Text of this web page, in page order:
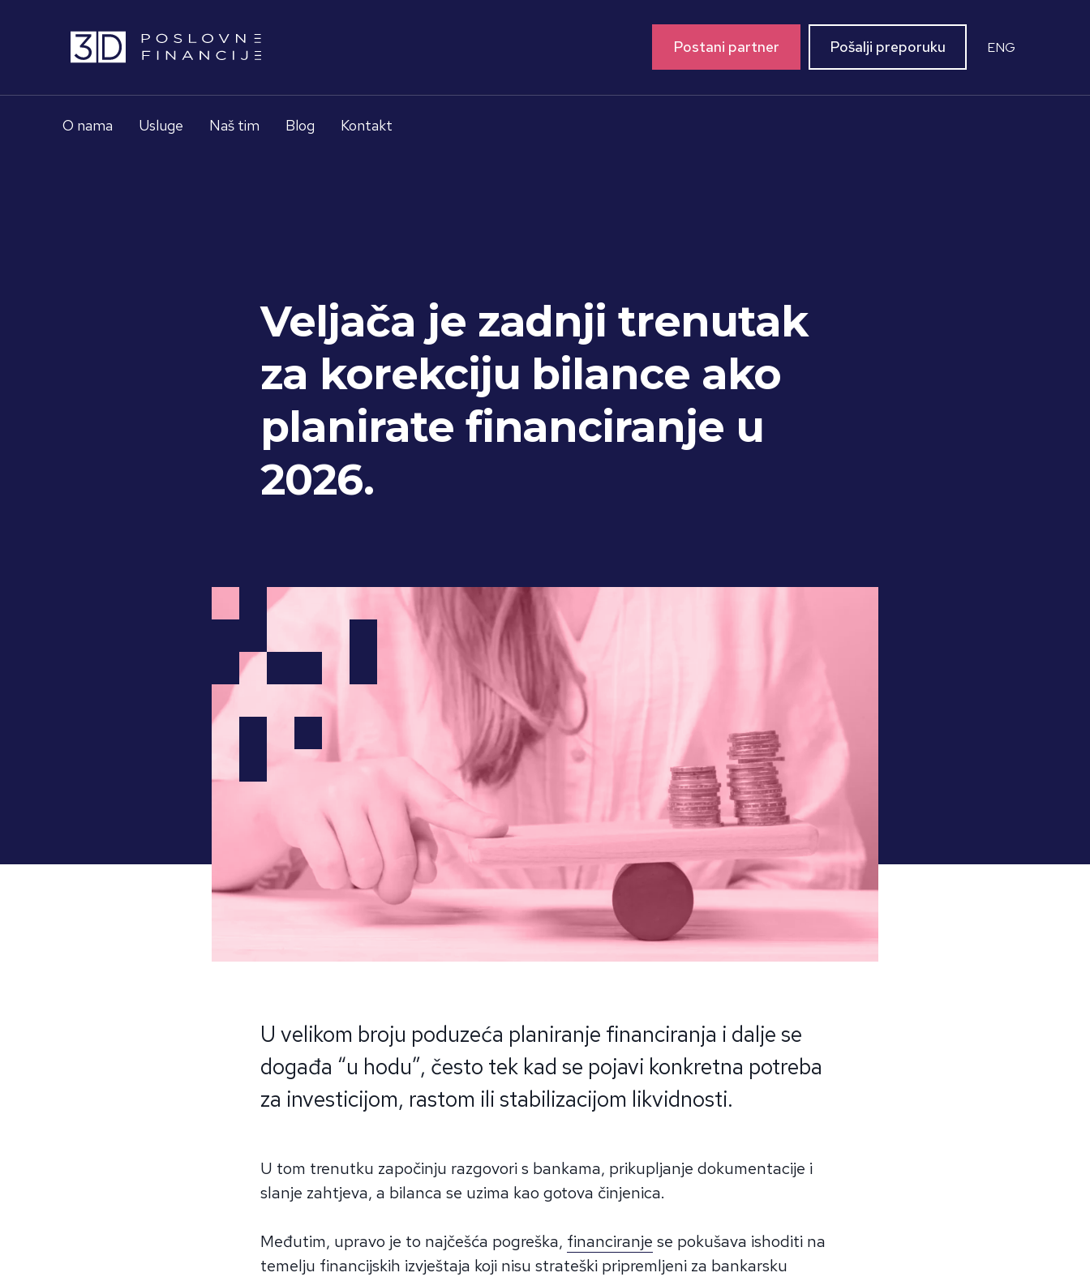
Postani partner Pošalji preporuku ENG
O nama Usluge Naš tim Blog Kontakt
Veljača je zadnji trenutak
za korekciju bilance ako
planirate financiranje u
2026.
U velikom broju poduzeća planiranje financiranja i dalje se
događa “u hodu”, često tek kad se pojavi konkretna potreba
za investicijom, rastom ili stabilizacijom likvidnosti.
U tom trenutku započinju razgovori s bankama, prikupljanje dokumentacije i
slanje zahtjeva, a bilanca se uzima kao gotova činjenica.
Međutim, upravo je to najčešća pogreška, financiranje se pokušava ishoditi na
temelju financijskih izvještaja koji nisu strateški pripremljeni za bankarsku